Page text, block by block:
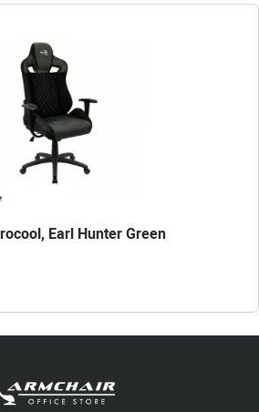
Խաղային աթոռ Aerocool, Earl Hunter Green